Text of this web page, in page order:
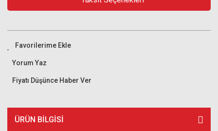
Yorum Yaz
Fiyatı Düşünce Haber Ver
ÜRÜN BILGISI